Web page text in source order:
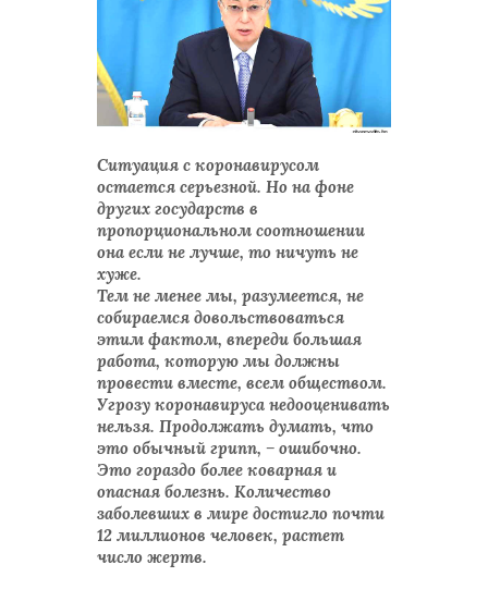
Ситуация с коронавирусом
остается серьезной. Но на фоне
других государств в
пропорциональном соотношении
она если не лучше, то ничуть не
хуже.
Тем не менее мы, разумеется, не
собираемся довольствоваться
этим фактом, впереди большая
работа, которую мы должны
провести вместе, всем обществом.
Угрозу коронавируса недооценивать
нельзя. Продолжать думать, что
это обычный грипп, – ошибочно.
Это гораздо более коварная и
опасная болезнь. Количество
заболевших в мире достигло почти
12 миллионов человек, растет
число жертв.